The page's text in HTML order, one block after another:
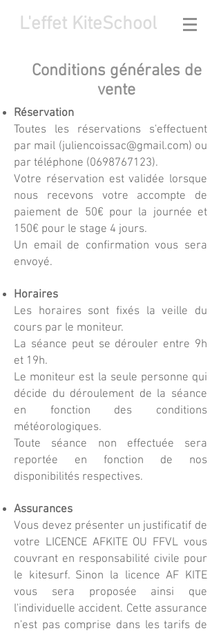
L'effet KiteSchool
Conditions générales de
vente
Réservation
Toutes les réservations s'effectuent
par mail (juliencoissac@gmail.com) ou
par téléphone (0698767123).
Votre réservation est validée lorsque
nous recevons votre accompte de
paiement de 50€ pour la journée et
150€ pour le stage 4 jours.
Un email de confirmation vous sera
envoyé.
Horaires
Les horaires sont fixés la veille du
cours par le moniteur.
La séance peut se dérouler entre 9h
et 19h.
Le moniteur est la seule personne qui
décide du déroulement de la séance
en fonction des conditions
météorologiques.
Toute séance non effectuée sera
reportée en fonction de nos
disponibilités respectives.
Assurances
Vous devez présenter un justificatif de
votre LICENCE AFKITE OU FFVL vous
couvrant en responsabilité civile pour
le kitesurf. Sinon la licence AF KITE
vous sera proposée ainsi que
l'individuelle accident. Cette assurance
n'est pas comprise dans les tarifs de